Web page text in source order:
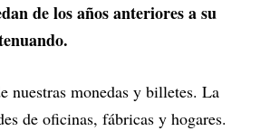
de los años anteriores a su
nuestras monedas y billetes. La
de oficinas, fábricas y hogares.